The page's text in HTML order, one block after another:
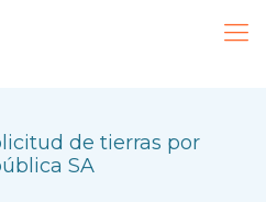
de tierras por
SA